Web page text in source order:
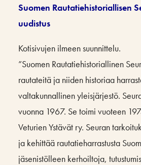
Suomen Rautatiehistoriallisen
uudistus
Kotisivujen ilmeen suunnittelu.
”Suomen Rautatiehistoriallinen
rautateitä ja niiden historiaa
valtakunnallinen yleisjärjestö.
vuonna 1967. Se toimi vuoteen
Veturien Ystävät ry. Seuran
ja kehittää rautatieharrastusta
jäsenistölleen kerhoiltoja,